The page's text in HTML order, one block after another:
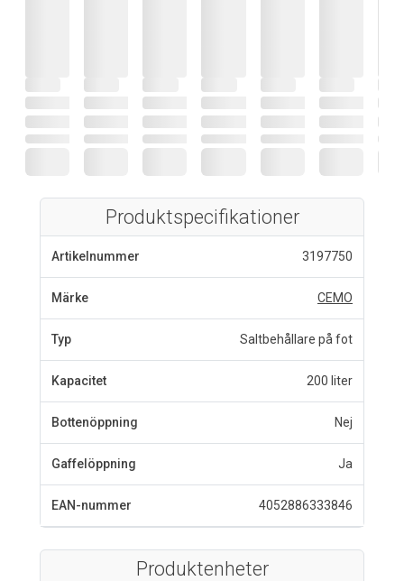
Produktspecifikationer
Artikelnummer 3197750
Märke CEMO
Typ Saltbehållare på fot
Kapacitet 200 liter
Bottenöppning Nej
Gaffelöppning Ja
EAN-nummer 4052886333846
Produktenheter